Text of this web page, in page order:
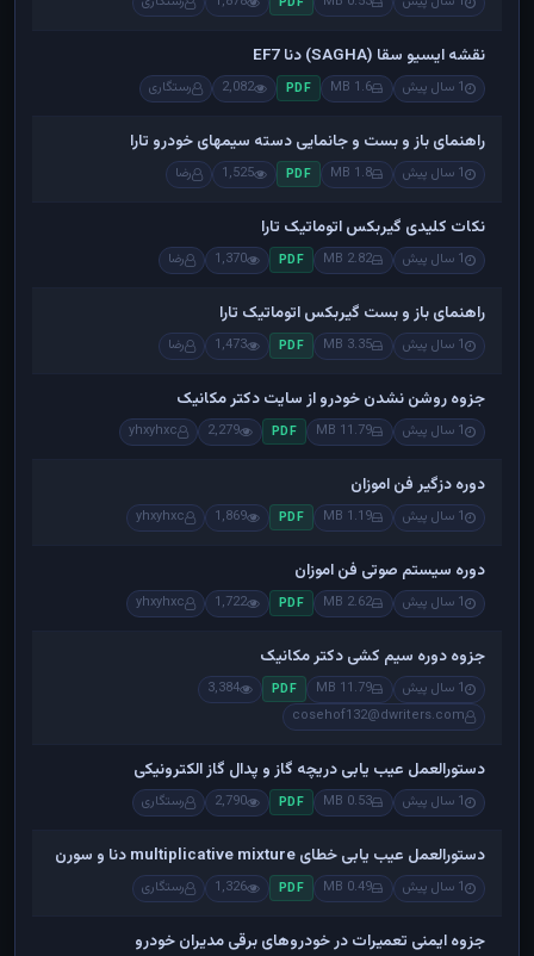
نقشه ایسیو سقا (SAGHA) دنا EF7
1 سال پیش 1.6 MB
PDF
2,082 رستگاری
راهنمای باز و بست و جانمایی دسته سیمهای خودرو تارا
1 سال پیش 1.8 MB
PDF
1,525 رضا
نکات کلیدی گیربکس اتوماتیک تارا
1 سال پیش 2.82 MB
PDF
1,370 رضا
راهنمای باز و بست گیربکس اتوماتیک تارا
1 سال پیش 3.35 MB
PDF
1,473 رضا
جزوه روشن نشدن خودرو از سایت دکتر مکانیک
1 سال پیش 11.79 MB
PDF
2,279
yhxyhxc
دوره دزگیر فن اموزان
1 سال پیش 1.19 MB
PDF
1,869
yhxyhxc
دوره سیستم صوتی فن اموزان
1 سال پیش 2.62 MB
PDF
1,722
yhxyhxc
جزوه دوره سیم کشی دکتر مکانیک
1 سال پیش 11.79 MB
PDF
3,384
cosehof132@dwriters.com
دستورالعمل عیب یابی دریچه گاز و پدال گاز الکترونیکی
1 سال پیش 0.53 MB
PDF
2,790 رستگاری
دستورالعمل عیب یابی خطای multiplicative mixture دنا و سورن
1 سال پیش 0.49 MB
PDF
1,326 رستگاری
جزوه ایمنی تعمیرات در خودروهای برقی مدیران خودرو